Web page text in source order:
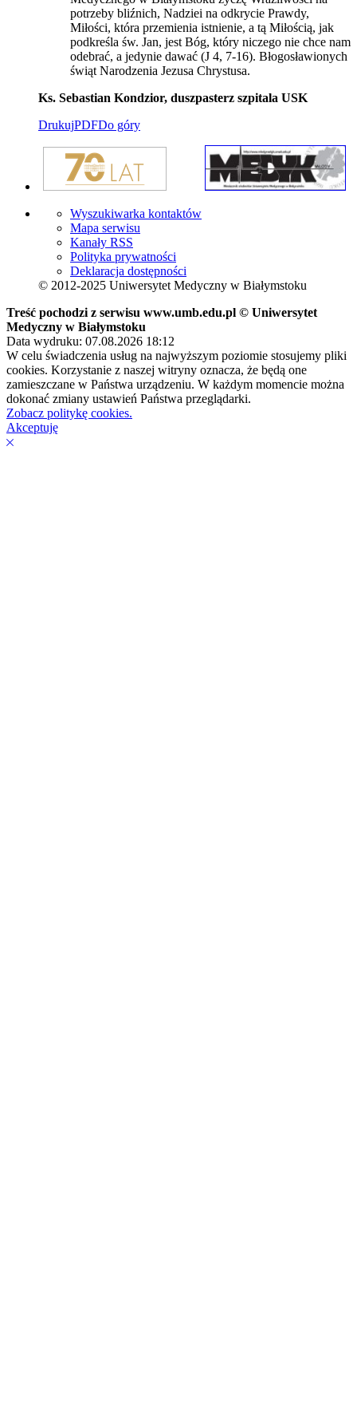
potrzeby bliźnich, Nadziei na odkrycie Prawdy,
Miłości, która przemienia istnienie, a tą Miłością, jak
podkreśla św. Jan, jest Bóg, który niczego nie chce nam
odebrać, a jedynie dawać (J 4, 7-16). Błogosławionych
świąt Narodzenia Jezusa Chrystusa.
Ks. Sebastian Kondzior, duszpasterz szpitala USK
DrukujPDFDo góry
Wyszukiwarka kontaktów
Mapa serwisu
Kanały RSS
Polityka prywatności
Deklaracja dostępności
© 2012-2025 Uniwersytet Medyczny w Białymstoku
Treść pochodzi z serwisu www.umb.edu.pl © Uniwersytet
Medyczny w Białymstoku
Data wydruku: 07.08.2026 18:12
W celu świadczenia usług na najwyższym poziomie stosujemy pliki
cookies. Korzystanie z naszej witryny oznacza, że będą one
zamieszczane w Państwa urządzeniu. W każdym momencie można
dokonać zmiany ustawień Państwa przeglądarki.
Zobacz politykę cookies.
Akceptuję